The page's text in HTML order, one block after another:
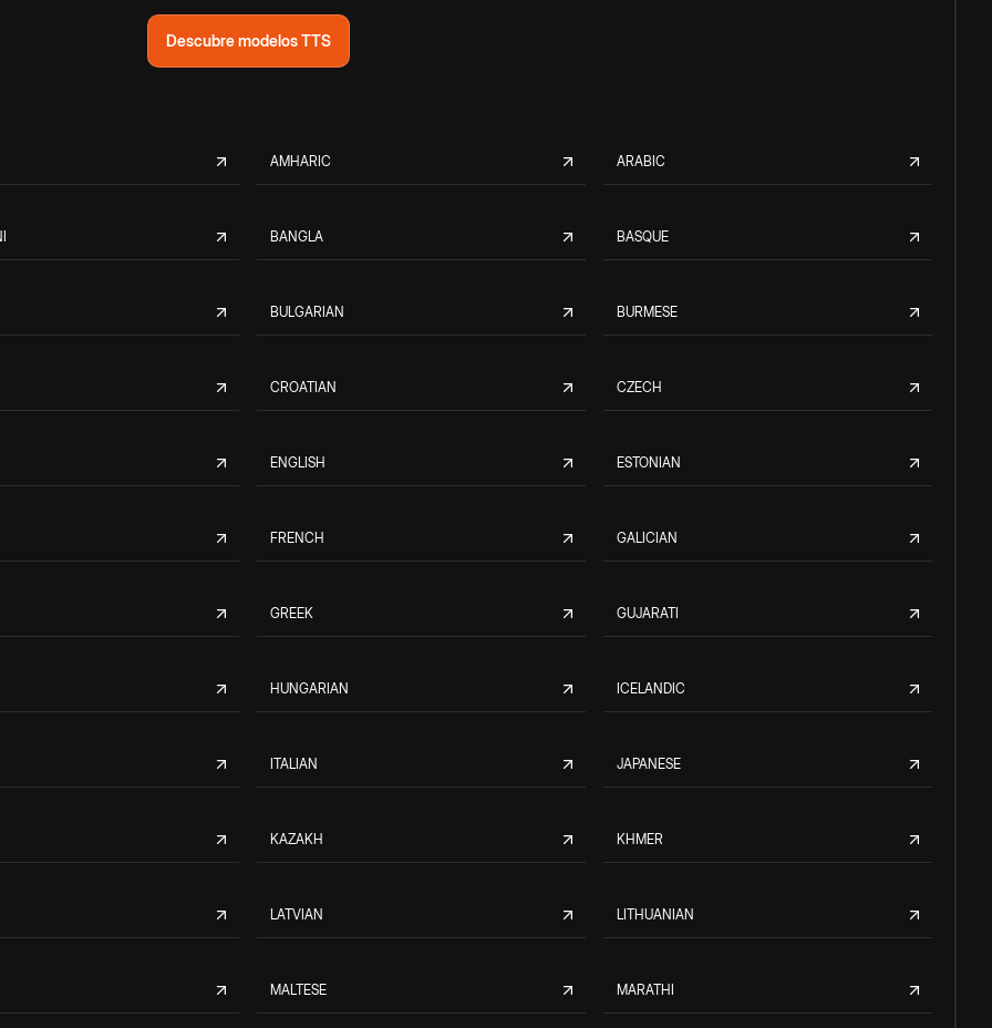
Descubre modelos TTS
AMHARIC ARABIC
BANGLA BASQUE
BULGARIAN BURMESE
CROATIAN CZECH
ENGLISH ESTONIAN
FRENCH GALICIAN
GREEK GUJARATI
HUNGARIAN ICELANDIC
ITALIAN JAPANESE
KAZAKH KHMER
LATVIAN LITHUANIAN
MALTESE MARATHI